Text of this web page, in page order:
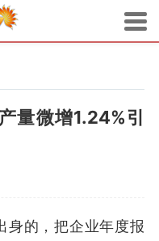
量微增1.24%引
身的，把企业年度报